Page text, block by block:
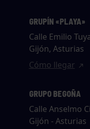
GRUPÍN «PLAYA»
Calle Emilio
Gijón, Asturias
Cómo llegar
GRUPO BEGOÑA
Calle Anselmo
Gijón - Asturias